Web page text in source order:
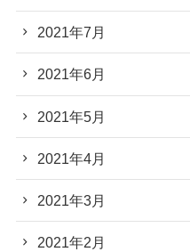
2021年7月
2021年6月
2021年5月
2021年4月
2021年3月
2021年2月